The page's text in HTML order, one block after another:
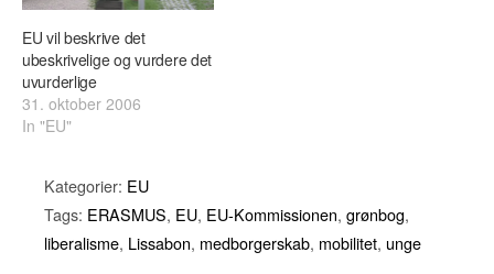
EU vil beskrive det
ubeskrivelige og vurdere det
uvurderlige
31. oktober 2006
In "EU"
Kategorier: EU
Tags: ERASMUS, EU, EU-Kommissionen, grønbog,
liberalisme, Lissabon, medborgerskab, mobilitet, unge